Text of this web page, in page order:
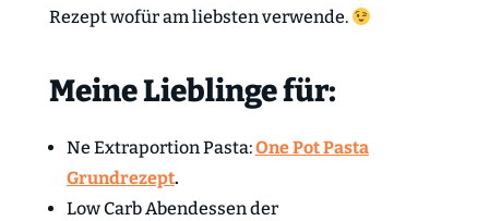
Rezept wofür am liebsten verwende.
Meine Lieblinge für:
Ne Extraportion Pasta:One Pot Pasta
Grundrezept.
Low Carb Abendessen der